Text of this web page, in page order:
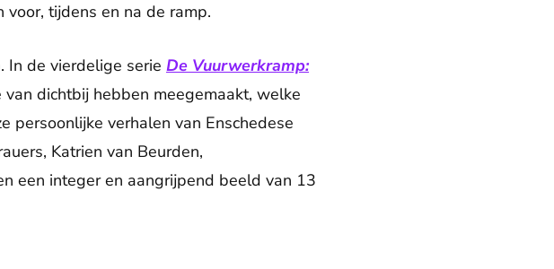
tijdens en na de ramp.
In de vierdelige serie De Vuurwerkramp:
dichtbij hebben meegemaakt, welke
persoonlijke verhalen van Enschedese
Katrien van Beurden,
een integer en aangrijpend beeld van 13